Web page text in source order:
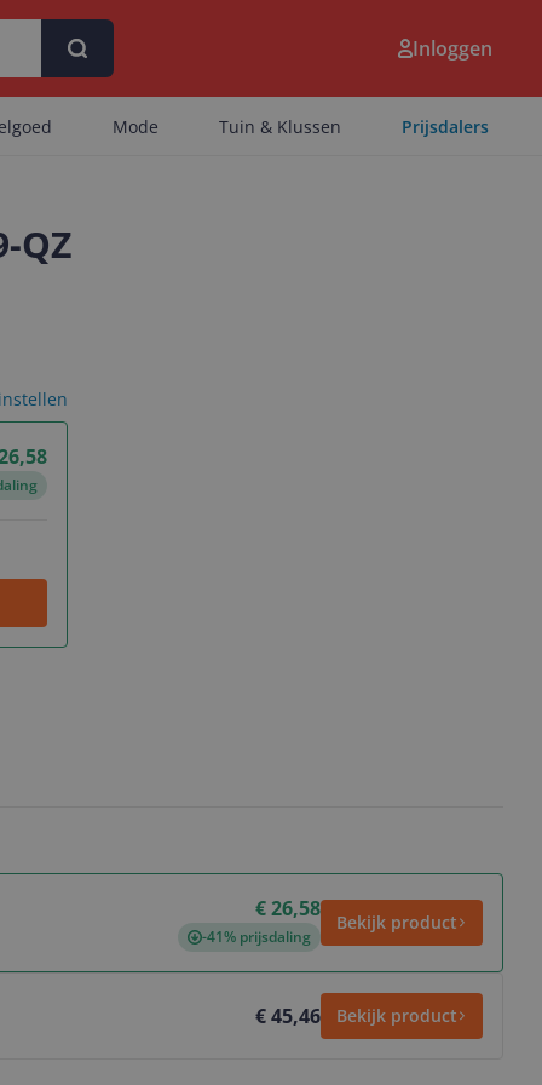
Inloggen
Mode Tuin & Klussen Prijsdalers
QZ
€ 26,58
-41% prijsdaling
Bekijk product
€ 45,46 Bekijk product